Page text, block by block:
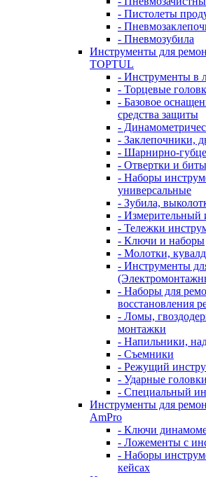
- Пистолеты
-
- Пневмозубила
Инструменты для
TOPTUL
- Инструменты в
- Торцевые
- Базовое
средства защиты
-
- Заклепочники,
- Шарнирно-
- Отвертки и биты
- Наборы
универсальные
- Зубила,
- Измерительный
- Тележки
- Ключи и наборы
- Молотки,
- Инструменты
- Наборы для
восстановления
- Ломы,
монтажки
- Напильники,
- Съемники
- Режущий
- Ударные
- Специальный
Инструменты для
AmPro
- Ключи
- Ложементы с
- Наборы
кейсах